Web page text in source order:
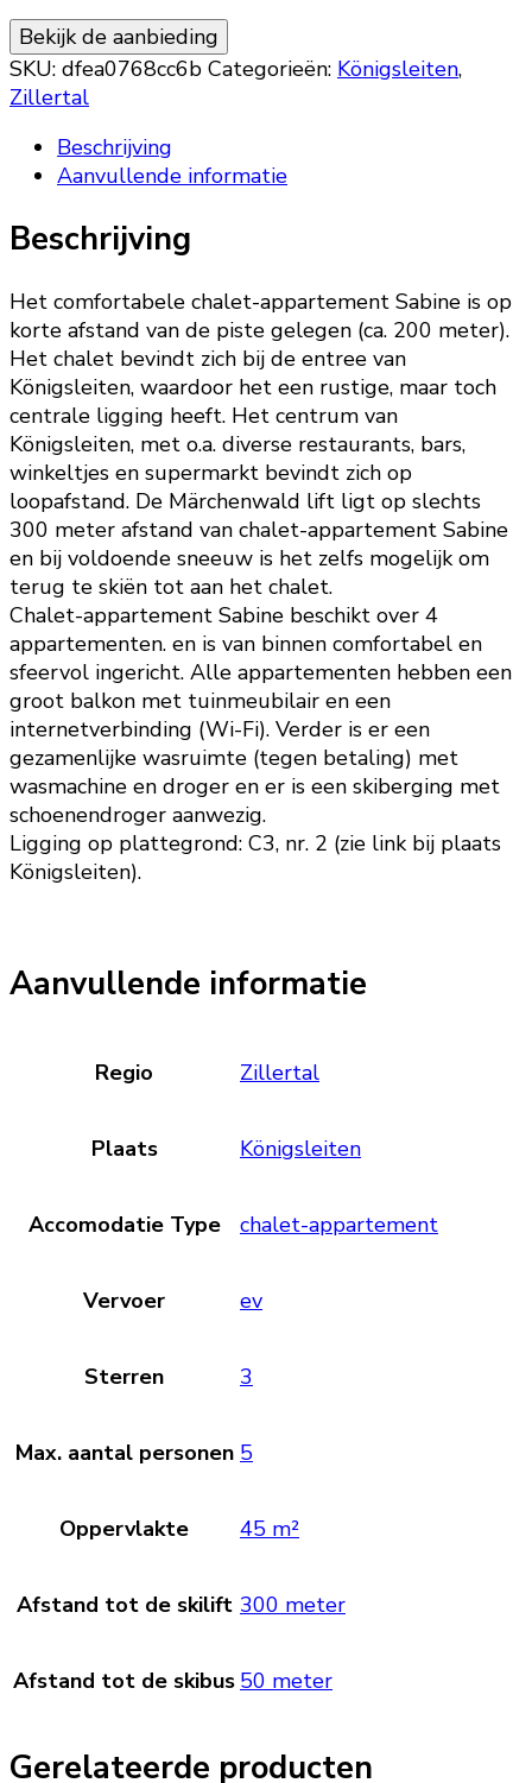
Bekijk de aanbieding
SKU: dfea0768cc6b Categorieën: Königsleiten,
Zillertal
Beschrijving
Aanvullende informatie
Beschrijving
Het comfortabele chalet-appartement Sabine is op
korte afstand van de piste gelegen (ca. 200 meter).
Het chalet bevindt zich bij de entree van
Königsleiten, waardoor het een rustige, maar toch
centrale ligging heeft. Het centrum van
Königsleiten, met o.a. diverse restaurants, bars,
winkeltjes en supermarkt bevindt zich op
loopafstand. De Märchenwald lift ligt op slechts
300 meter afstand van chalet-appartement Sabine
en bij voldoende sneeuw is het zelfs mogelijk om
terug te skiën tot aan het chalet.
Chalet-appartement Sabine beschikt over 4
appartementen. en is van binnen comfortabel en
sfeervol ingericht. Alle appartementen hebben een
groot balkon met tuinmeubilair en een
internetverbinding (Wi-Fi). Verder is er een
gezamenlijke wasruimte (tegen betaling) met
wasmachine en droger en er is een skiberging met
schoenendroger aanwezig.
Ligging op plattegrond: C3, nr. 2 (zie link bij plaats
Königsleiten).
Aanvullende informatie
Regio Zillertal
Plaats Königsleiten
Accomodatie Type chalet-appartement
Vervoer ev
Sterren 3
Max. aantal personen 5
Oppervlakte 45 m²
Afstand tot de skilift 300 meter
Afstand tot de skibus 50 meter
Gerelateerde producten